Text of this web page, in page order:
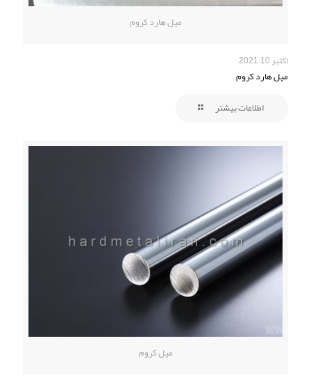
میل هارد کروم
اکتبر 10, 2021
میل هارد کروم
اطلاعات بیشتر
میل کروم